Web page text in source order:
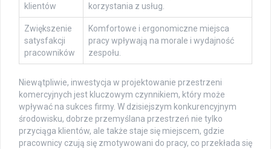
klientów
korzystania z usług.
Zwiększenie
satysfakcji
pracowników
Komfortowe i ergonomiczne miejsca
pracy wpływają na morale i wydajność
zespołu.
Niewątpliwie, inwestycja w projektowanie przestrzeni
komercyjnych jest kluczowym czynnikiem, który może
wpływać na sukces firmy. W dzisiejszym konkurencyjnym
środowisku, dobrze przemyślana przestrzeń nie tylko
przyciąga klientów, ale także staje się miejscem, gdzie
pracownicy czują się zmotywowani do pracy, co przekłada się